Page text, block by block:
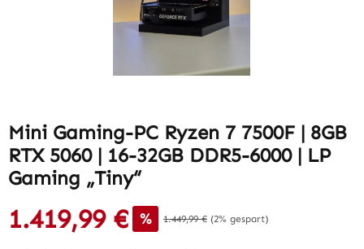
Mini Gaming-PC Ryzen 7 7500F | 8GB
RTX 5060 | 16-32GB DDR5-6000 | LP
Gaming „Tiny“
1.419,99 € % 1.449,99 € (2% gespart)